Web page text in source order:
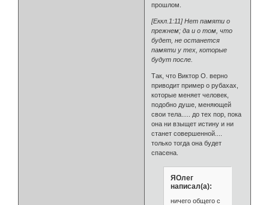
прошлом.
[Еккл.1:11] Нет памяти о
прежнем; да и о том, что
будет, не останется
памяти у тех, которые
будут после.
Так, что Виктор О. верно
приводит пример о рубахах,
которые меняет человек,
подобно душе, меняющей
свои тела..... до тех пор, пока
она ни взыщет истину и ни
станет совершенной....
только тогда она будет
спасена.
ЯОлег
написал(а):
ничего общего с